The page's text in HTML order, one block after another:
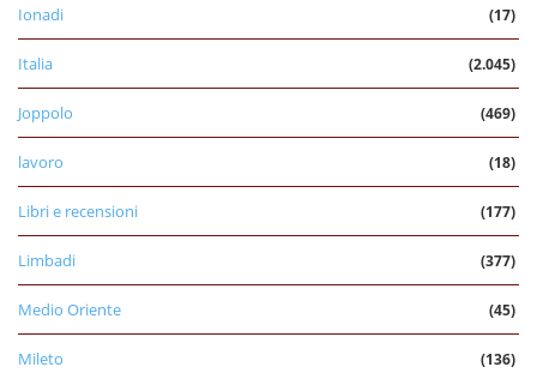
Ionadi (17)
Italia (2.045)
Joppolo (469)
lavoro (18)
Libri e recensioni (177)
Limbadi (377)
Medio Oriente (45)
Mileto (136)